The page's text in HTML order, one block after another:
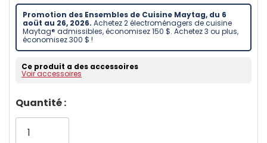
Promotion des Ensembles de Cuisine Maytag, du 6
aoüt au 26, 2026. Achetez 2 électroménagers de cuisine
Maytag® admissibles, économisez 150 $. Achetez 3 ou plus,
économisez 300 $ !
Ce produit a des accessoires
Voir accessoires
Dépêchez-
vous!
Quantité :